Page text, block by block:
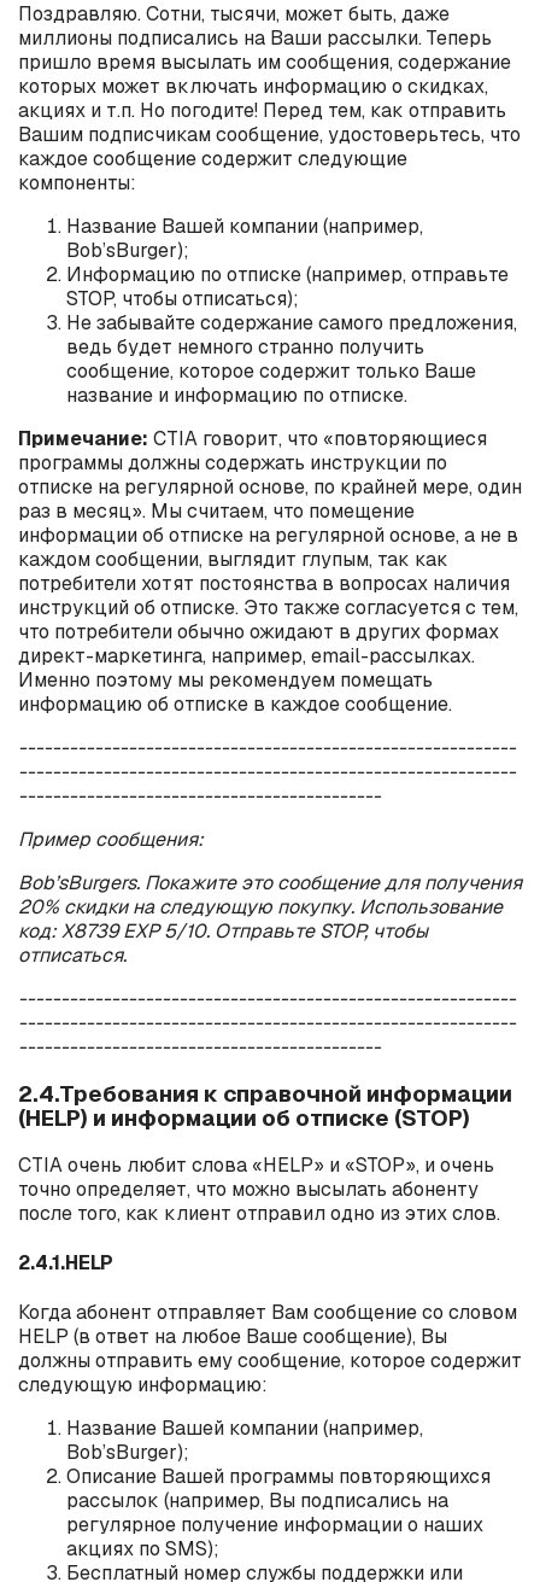
Поздравляю. Сотни, тысячи, может быть, даже
миллионы подписались на Ваши рассылки. Теперь
пришло время высылать им сообщения, содержание
которых может включать информацию о скидках,
акциях и т.п. Но погодите! Перед тем, как отправить
Вашим подписчикам сообщение, удостоверьтесь, что
каждое сообщение содержит следующие
компоненты:
Название Вашей компании (например,
Bob’sBurger);
Информацию по отписке (например, отправьте
STOP, чтобы отписаться);
Не забывайте содержание самого предложения,
ведь будет немного странно получить
сообщение, которое содержит только Ваше
название и информацию по отписке.
Примечание: CTIA говорит, что «повторяющиеся
программы должны содержать инструкции по
отписке на регулярной основе, по крайней мере, один
раз в месяц». Мы считаем, что помещение
информации об отписке на регулярной основе, а не в
каждом сообщении, выглядит глупым, так как
потребители хотят постоянства в вопросах наличия
инструкций об отписке. Это также согласуется с тем,
что потребители обычно ожидают в других формах
директ-маркетинга, например, email-рассылках.
Именно поэтому мы рекомендуем помещать
информацию об отписке в каждое сообщение.
-----------------------------------------------------------
-----------------------------------------------------------
-------------------------------------------
Пример сообщения:
Bob’sBurgers. Покажите это сообщение для получения
20% скидки на следующую покупку. Использование
код:X8739EXP5/10. ОтправьтеSTOP, чтобы
отписаться.
-----------------------------------------------------------
-----------------------------------------------------------
-------------------------------------------
2.4.Требования к справочной информации
(HELP) и информации об отписке (STOP)
CTIAочень любит слова «HELP» и «STOP», и очень
точно определяет, что можно высылать абоненту
после того, как клиент отправил одно из этих слов.
2.4.1.HELP
Когда абонент отправляет Вам сообщение со словом
HELP (в ответ на любое Ваше сообщение), Вы
должны отправить ему сообщение, которое содержит
следующую информацию:
Название Вашей компании (например,
Bob’sBurger);
Описание Вашей программы повторяющихся
рассылок (например, Вы подписались на
регулярное получение информации о наших
акциях по SMS);
Бесплатный номер службы поддержки или